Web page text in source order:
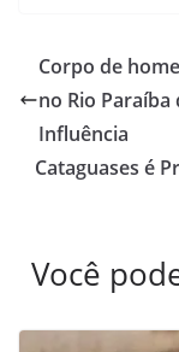
Corpo de
no Rio
Influência
Cataguases é
Você